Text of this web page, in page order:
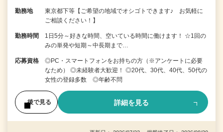
勤務地
東京都下等【ご希望の地域でオシゴトできます♪ お気軽に
ご相談ください！】
勤務時間
1日5分～好きな時間、空いている時間に働けます！ ☆1回の
みの単発や短期～中長期まで…
応募資格
◎PC・スマートフォンをお持ちの方（※アンケートに必要
なため） ◎未経験者大歓迎！ ◎20代、30代、40代、50代の
女性の登録多数 ◎年齢不問
後で見る 詳細を見る